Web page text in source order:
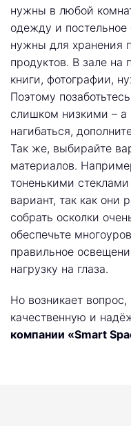
нужны в любой
одежду и постельное
нужны для хранения
продуктов. В зале на
книги, фотографии,
Поэтому
слишком низкими –
нагибаться,
Так же, выбирайте
материалов.
тоненькими
вариант, так как они
собрать осколки
обеспечьте
правильное
нагрузку на глаза.
Но возникает
качественную и
компании «Smart